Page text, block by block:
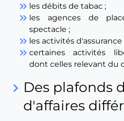
keyboard_double_arrow_right les débits de tabac ;
keyboard_double_arrow_right les agences de
spectacle ;
keyboard_double_arrow_right les activités
keyboard_double_arrow_right certaines activités
dont celles relevant du
keyboard_arrow_right Des plafonds
d'affaires